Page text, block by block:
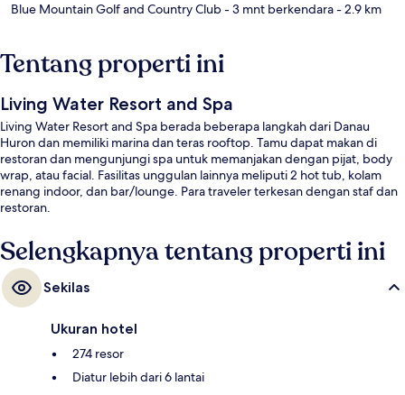
Blue Mountain Golf and Country Club- 3 mnt berkendara- 2.9 km
Tentang properti ini
Living Water Resort and Spa
Living Water Resort and Spa berada beberapa langkah dari Danau
Huron dan memiliki marina dan teras rooftop. Tamu dapat makan di
restoran dan mengunjungi spa untuk memanjakan dengan pijat, body
wrap, atau facial. Fasilitas unggulan lainnya meliputi 2 hot tub, kolam
renang indoor, dan bar/lounge. Para traveler terkesan dengan staf dan
restoran.
Selengkapnya tentang properti ini
Sekilas
Ukuran hotel
274 resor
Diatur lebih dari 6 lantai